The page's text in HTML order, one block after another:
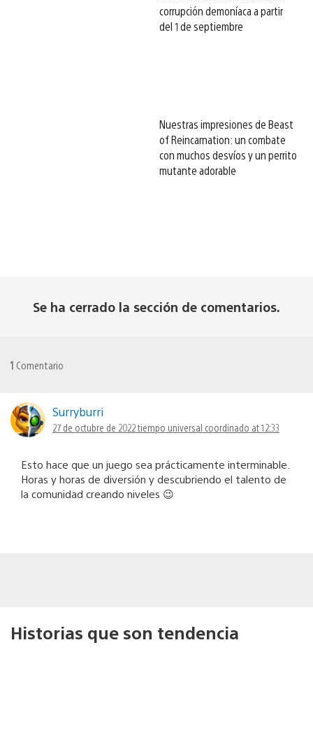
corrupción demoníaca a partir
del 1 de septiembre
Nuestras impresiones de Beast
of Reincarnation: un combate
con muchos desvíos y un perrito
mutante adorable
Se ha cerrado la sección de comentarios.
1 Comentario
Surryburri
27 de octubre de 2022 tiempo universal coordinado at 12:33
Esto hace que un juego sea prácticamente interminable.
Horas y horas de diversión y descubriendo el talento de
la comunidad creando niveles 😉
Historias que son tendencia